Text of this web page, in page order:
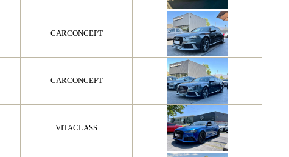
CARCONCEPT
CARCONCEPT
VITACLASS